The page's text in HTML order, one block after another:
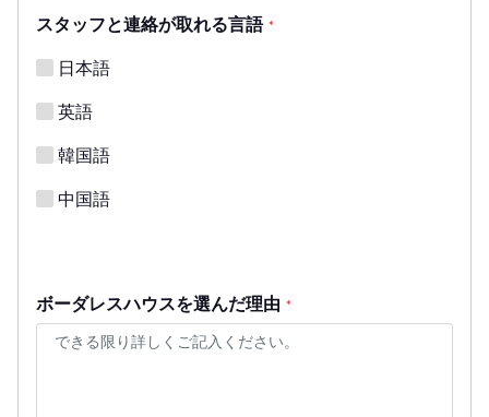
スタッフと連絡が取れる言語 *
日本語
英語
韓国語
中国語
ボーダレスハウスを選んだ理由 *